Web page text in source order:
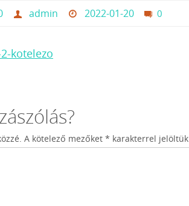
admin 2022-01-20 0
kotelezo
A kötelező mezőket * karakterrel jelöltük